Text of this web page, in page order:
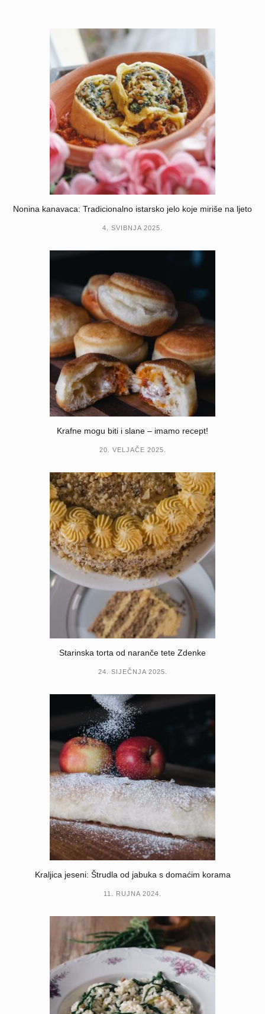
Nonina kanavaca: Tradicionalno istarsko jelo koje miriše na ljeto
4. SVIBNJA 2025.
Krafne mogu biti i slane – imamo recept!
20. VELJAČE 2025.
Starinska torta od naranče tete Zdenke
24. SIJEČNJA 2025.
Kraljica jeseni: Štrudla od jabuka s domaćim korama
11. RUJNA 2024.